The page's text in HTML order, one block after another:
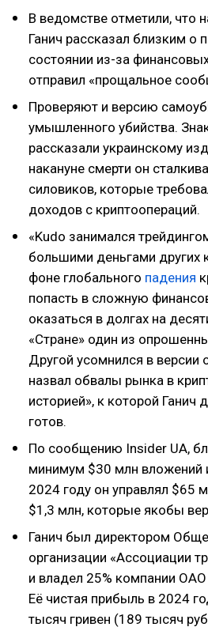
В ведомстве отметили, что
Ганич рассказал близким о
состоянии из-за
отправил «прощальное
Проверяют и версию
умышленного убийства.
рассказали украинскому
накануне смерти он
силовиков, которые
доходов с криптоопераций.
«Kudo занимался
большими деньгами других
фоне глобального падения
попасть в сложную
оказаться в долгах на
«Стране» один из
Другой усомнился в версии
назвал обвалы рынка в
историей», к которой
готов.
По сообщению Insider UA,
минимум $30 млн вложений
2024 году он управлял $65
$1,3 млн, которые якобы
Ганич был директором
организации «Ассоциации
и владел 25% компании ОАО
Её чистая прибыль в 2024
тысяч гривен (189 тысяч